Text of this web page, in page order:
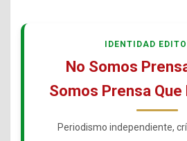
IDENTIDAD
No Somos
Somos Prensa Que
Periodismo independiente,